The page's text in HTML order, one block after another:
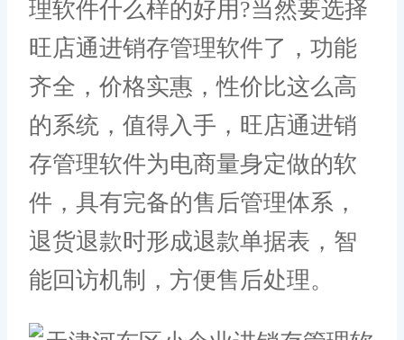
理软件什么样的好用?当然要选择
旺店通进销存管理软件了，功能
齐全，价格实惠，性价比这么高
的系统，值得入手，旺店通进销
存管理软件为电商量身定做的软
件，具有完备的售后管理体系，
退货退款时形成退款单据表，智
能回访机制，方便售后处理。